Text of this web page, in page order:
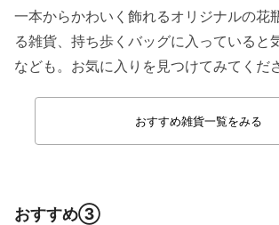
一本からかわいく飾れるオリジナルの花
る雑貨、持ち歩くバッグに入っていると
なども。お気に入りを見つけてみてくだ
おすすめ雑貨一覧をみる
おすすめ③